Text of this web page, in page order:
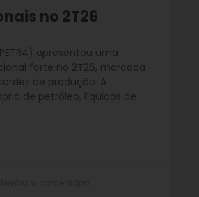
no 2T26
apresentou uma
forte no 2T26, marcada
de produção. A
de petróleo, líquidos de